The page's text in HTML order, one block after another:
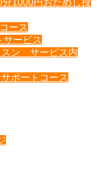
ース
サービス
スン サービス内
ポートコース